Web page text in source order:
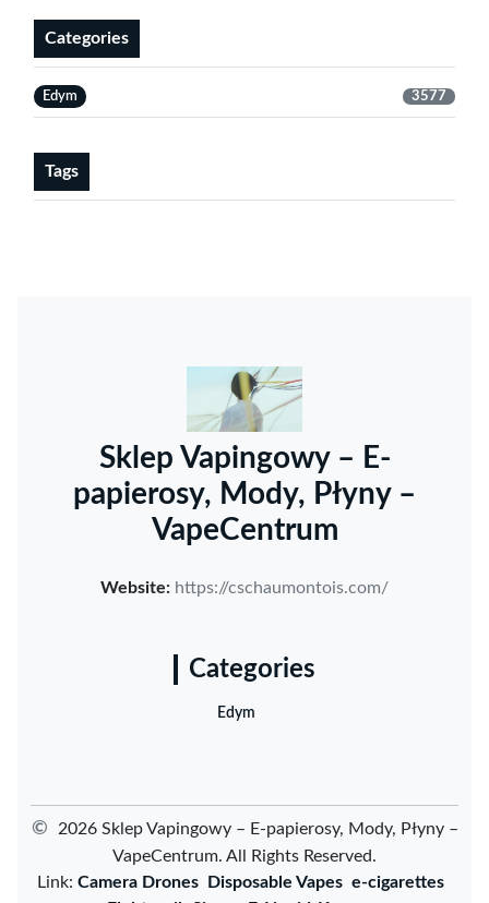
Categories
Edym 3577
Tags
Sklep Vapingowy – E-
papierosy, Mody, Płyny –
VapeCentrum
Website: https://cschaumontois.com/
Categories
Edym
©
2026 Sklep Vapingowy – E-papierosy, Mody, Płyny –
VapeCentrum. All Rights Reserved.
Link: Camera Drones Disposable Vapes e-cigarettes